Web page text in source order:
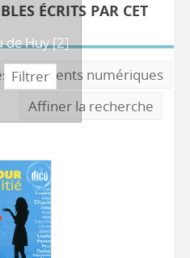
ÉCRITS PAR CET
documents numériques
Affiner la recherche
Huy
de Huy[2]